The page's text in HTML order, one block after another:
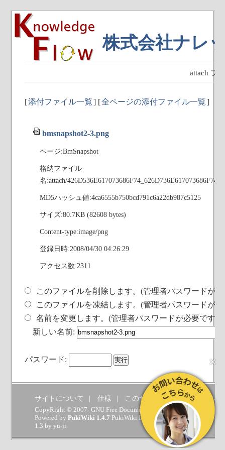
株式会社ナレ
attach プ
[添付ファイル一覧] [全ページの添付ファイル一覧]
bmsnapshot2-3.png
ページ:BmSnapshot
格納ファイル
名:attach/
MD5ハッシュ値:4ca6555b750bcd791c6a22db987c5125
サイズ:80.7KB (82608 bytes)
Content-type:image/png
登録日時:2008/04/30 04:26:29
アクセス数:2311
このファイルを削除します。(管理者パスワードが
このファイルを凍結します。(管理者パスワードが
名前を変更します。(管理者パスワードが必要です)
新しい名前:
パスワード:
サイトについて 仕様 このサイトへの要望 ヘルプ
CopyRight © 2007- GNU Free Documentation License.
Powered by PukiWiki 1.4.7 PukiWiki Developers Team( GPL )
1.3 by yu-ji
×